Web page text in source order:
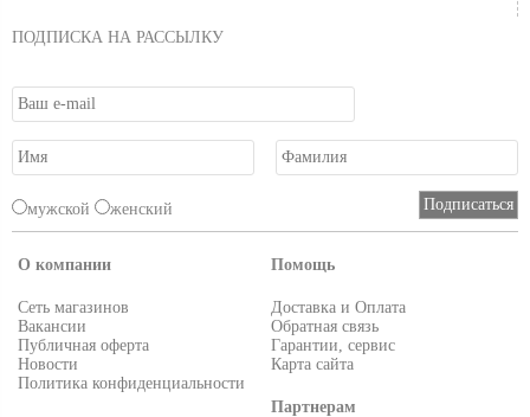
ПОДПИСКА НА РАССЫЛКУ
мужской женский
О компании
Сеть магазинов
Вакансии
Публичная оферта
Новости
Политика конфиденциальности
Помощь
Доставка и Оплата
Обратная связь
Гарантии, сервис
Карта сайта
Партнерам